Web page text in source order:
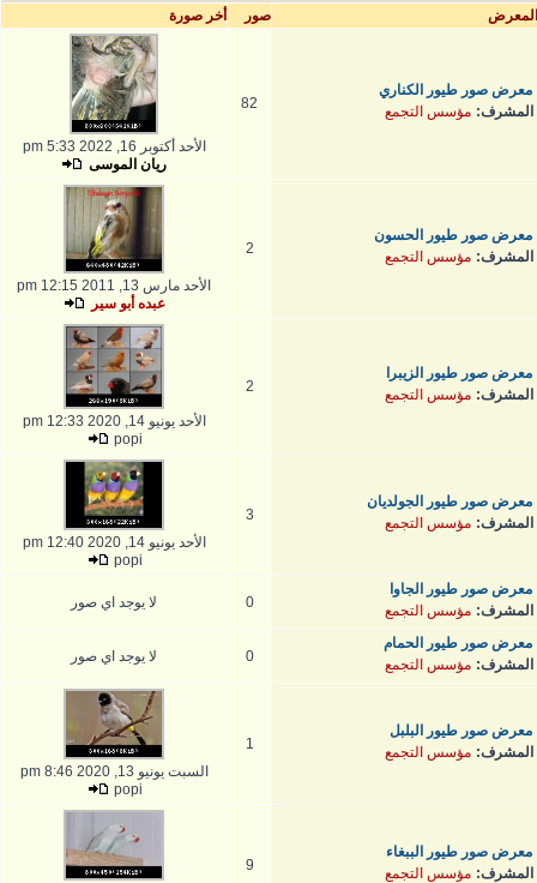
المعرض صور أخر صورة
معرض صور طيور الكناري
المشرف: مؤسس التجمع 82
الأحد أكتوبر 16, 2022 5:33 pm
ريان الموسى
معرض صور طيور الحسون
المشرف: مؤسس التجمع 2
الأحد مارس 13, 2011 12:15 pm
عبده أبو سير
معرض صور طيور الزيبرا
المشرف: مؤسس التجمع 2
الأحد يونيو 14, 2020 12:33 pm
popi
معرض صور طيور الجولديان
المشرف: مؤسس التجمع
3
الأحد يونيو 14, 2020 12:40 pm
popi
معرض صور طيور الجاوا
المشرف: مؤسس التجمع 0 لا يوجد اي صور
معرض صور طيور الحمام
المشرف: مؤسس التجمع 0 لا يوجد اي صور
معرض صور طيور البلبل
المشرف: مؤسس التجمع
1
السبت يونيو 13, 2020 8:46 pm
popi
معرض صور طيور الببغاء
المشرف: مؤسس التجمع
9